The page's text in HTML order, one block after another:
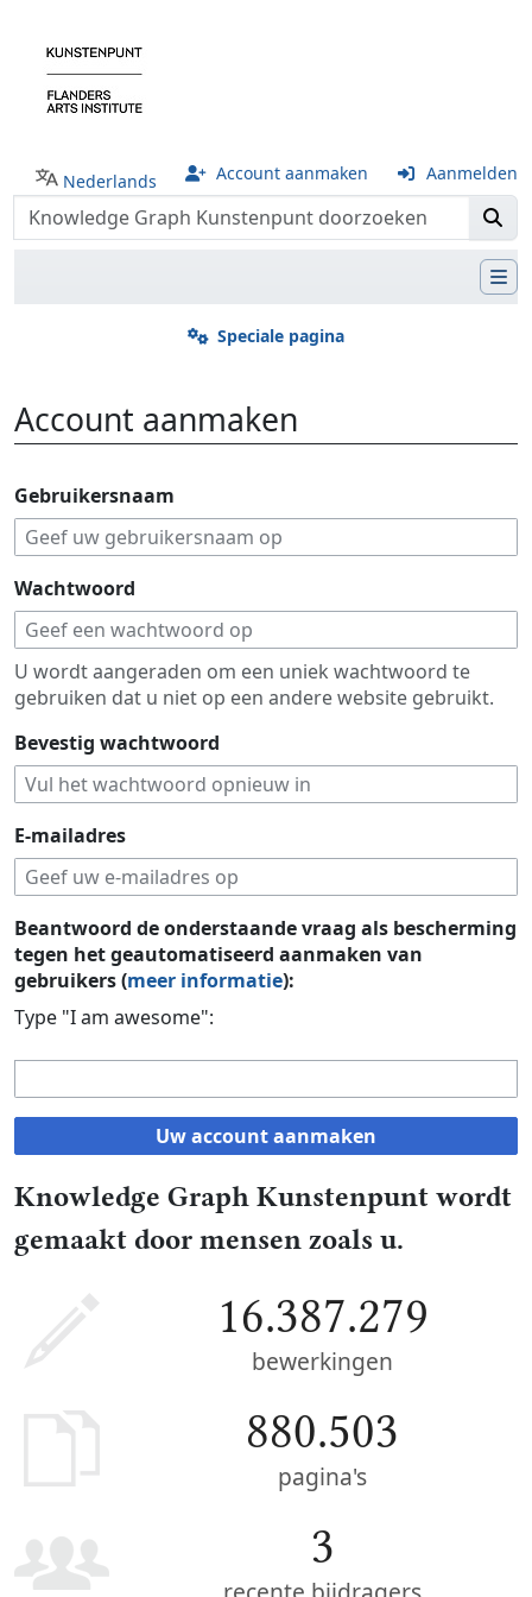
Nederlands Account aanmaken Aanmelden
Speciale pagina
Account aanmaken
Gebruikersnaam
Wachtwoord
U wordt aangeraden om een uniek wachtwoord te
gebruiken dat u niet op een andere website gebruikt.
Bevestig wachtwoord
E-mailadres
Beantwoord de onderstaande vraag als bescherming
tegen het geautomatiseerd aanmaken van
gebruikers (meer informatie):
Type "I am awesome":
Uw account aanmaken
Knowledge Graph Kunstenpunt wordt
gemaakt door mensen zoals u.
16.387.279
bewerkingen
880.503
pagina's
3